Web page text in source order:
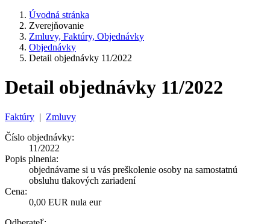
Úvodná stránka
Zverejňovanie
Zmluvy, Faktúry, Objednávky
Objednávky
Detail objednávky 11/2022
Detail objednávky 11/2022
Faktúry | Zmluvy
Číslo objednávky:
11/2022
Popis plnenia:
objednávame si u vás preškolenie osoby na samostatnú
obsluhu tlakových zariadení
Cena:
0,00 EUR nula eur